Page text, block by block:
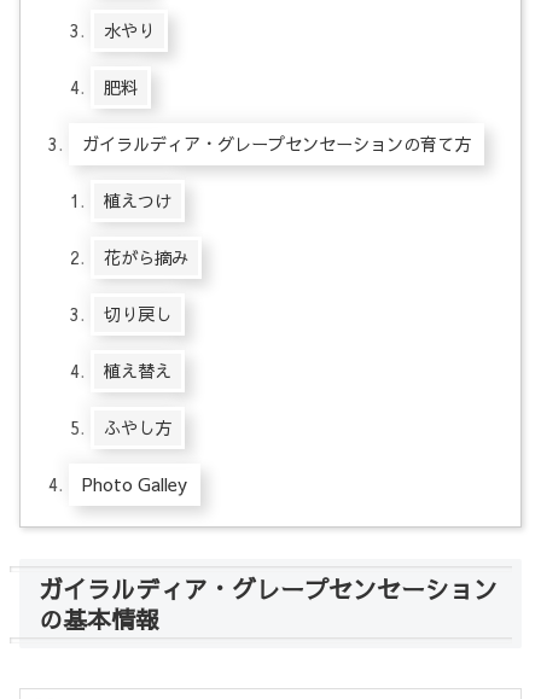
水やり
肥料
ガイラルディア・グレープセンセーションの育て方
植えつけ
花がら摘み
切り戻し
植え替え
ふやし方
Photo Galley
ガイラルディア・グレープセンセーション
の基本情報